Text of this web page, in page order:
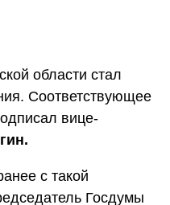
области стал
Соответствующее
вице-
с такой
Госдумы